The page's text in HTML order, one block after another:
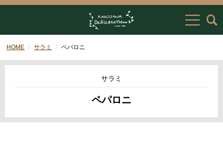
HOME サラミ ペパロニ
サラミ
ペパロニ